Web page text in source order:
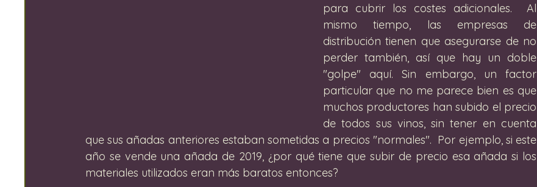
para cubrir los costes adicionales.  Al
mismo tiempo, las empresas de
distribución tienen que asegurarse de no
perder también, así que hay un doble
"golpe" aquí. Sin embargo, un factor
particular que no me parece bien es que
muchos productores han subido el precio
de todos sus vinos, sin tener en cuenta
que sus añadas anteriores estaban sometidas a precios "normales".  Por ejemplo, si este
año se vende una añada de 2019, ¿por qué tiene que subir de precio esa añada si los
materiales utilizados eran más baratos entonces?